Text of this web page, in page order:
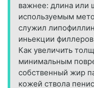
важнее: длина или
используемым
служил
иньекции
Как увеличить
минимальным
собственный жир
кожей ствола